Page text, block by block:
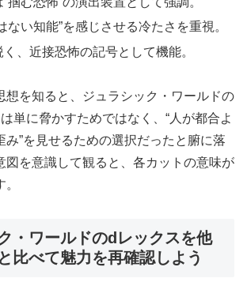
ない知能”を感じさせる冷たさを重視。
、近接恐怖の記号として機能。
想を知ると、ジュラシック・ワールドの
単に脅かすためではなく、“人が都合よ
み”を見せるための選択だったと腑に落
図を意識して観ると、各カットの意味が
・ワールドのdレックスを他
比べて魅力を再確認しよう